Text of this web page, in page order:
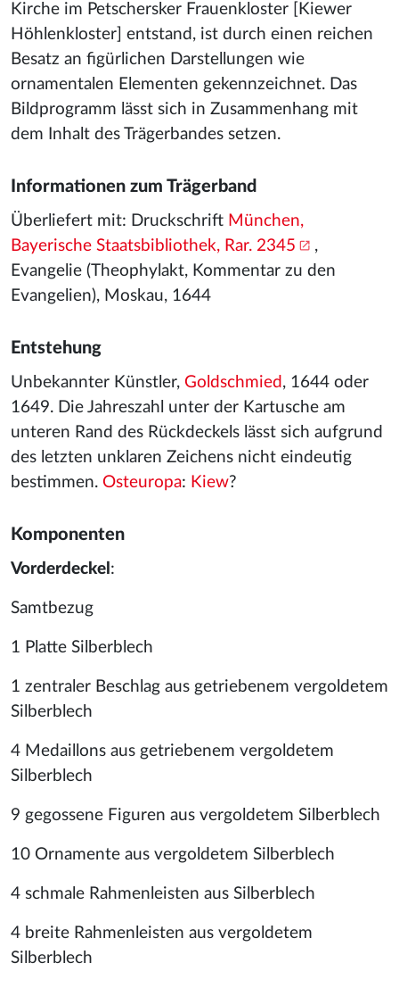
Kirche im Petschersker Frauenkloster [Kiewer
Höhlenkloster] entstand, ist durch einen reichen
Besatz an figürlichen Darstellungen wie
ornamentalen Elementen gekennzeichnet. Das
Bildprogramm lässt sich in Zusammenhang mit
dem Inhalt des Trägerbandes setzen.
Informationen zum Trägerband
Überliefert mit: Druckschrift München,
Bayerische Staatsbibliothek, Rar. 2345
,
Evangelie (Theophylakt, Kommentar zu den
Evangelien), Moskau, 1644
Entstehung
Unbekannter Künstler, Goldschmied , 1644 oder
1649. Die Jahreszahl unter der Kartusche am
unteren Rand des Rückdeckels lässt sich aufgrund
des letzten unklaren Zeichens nicht eindeutig
bestimmen. Osteuropa: Kiew?
Komponenten
Vorderdeckel :
Samtbezug
1 Platte Silberblech
1 zentraler Beschlag aus getriebenem vergoldetem
Silberblech
4 Medaillons aus getriebenem vergoldetem
Silberblech
9 gegossene Figuren aus vergoldetem Silberblech
10 Ornamente aus vergoldetem Silberblech
4 schmale Rahmenleisten aus Silberblech
4 breite Rahmenleisten aus vergoldetem
Silberblech